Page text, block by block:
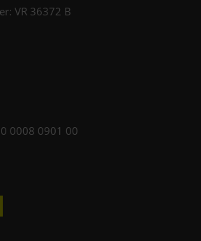
VR 36372 B
0008 0901 00